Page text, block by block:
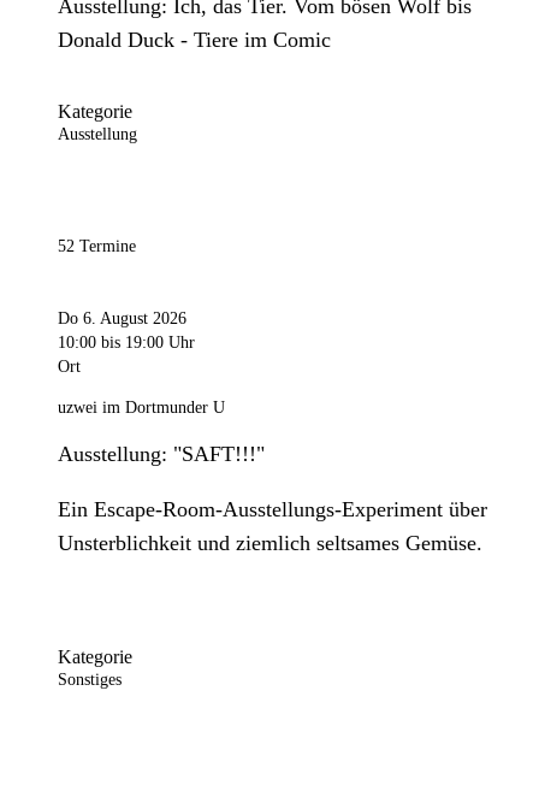
Ausstellung: Ich, das Tier. Vom bösen Wolf bis
Donald Duck - Tiere im Comic
Kategorie
Ausstellung
52 Termine
Do 6. August 2026
10:00 bis 19:00 Uhr
Ort
uzwei im Dortmunder U
Ausstellung: "SAFT!!!"
Ein Escape-Room-Ausstellungs-Experiment über
Unsterblichkeit und ziemlich seltsames Gemüse.
Kategorie
Sonstiges